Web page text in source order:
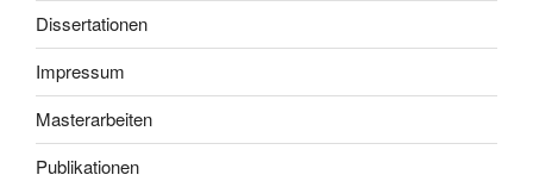
Dissertationen
Impressum
Masterarbeiten
Publikationen